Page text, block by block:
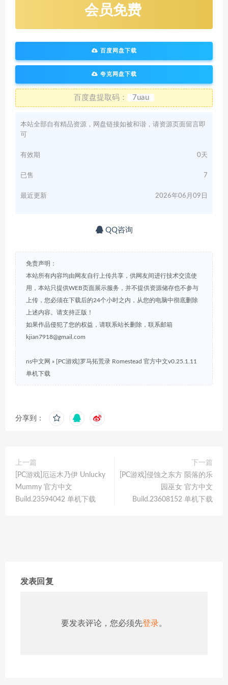
会员免费
百度网盘下载
夸克网盘下载
百度盘提取码： 7uau
本站全部自有精品资源，网盘链接如被和谐，请资源页面留言即
可
有效期 0天
已售 7
最近更新 2026年06月09日
QQ咨询
免责声明：
本站所有内容均由网友自行上传共享，供网友间进行技术交流使
用，本站只提供WEB页面展示服务，并不提供资源储存也不参与
上传，您必须在下载后的24个小时之内，从您的电脑中彻底删除
上述内容。请支持正版！
如果作品侵犯了您的权益，请联系站长删除，联系邮箱
kjian7918@gmail.com
ns中文网 » [PC游戏]罗马拓荒录 Romestead 官方中文v0.25.1.11
单机下载
分享到：
上一篇
[PC游戏]厄运木乃伊 Unlucky
Mummy 官方中文
Build.23594042 单机下载
下一篇
[PC游戏]侵蚀之东方 陨落的乐
园巫女 官方中文
Build.23608152 单机下载
发表回复
要发表评论，您必须先登录。